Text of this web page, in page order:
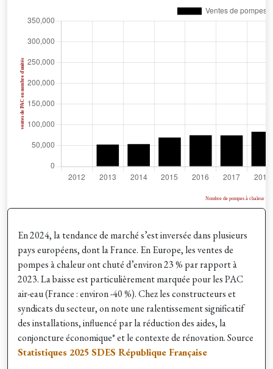
En 2024, la tendance de marché s’est inversée dans plusieurs
pays européens, dont la France. En Europe, les ventes de
pompes à chaleur ont chuté d’environ 23 % par rapport à
2023. La baisse est particulièrement marquée pour les PAC
air-eau (France : environ -40 %). Chez les constructeurs et
syndicats du secteur, on note une ralentissement significatif
des installations, influencé par la réduction des aides, la
conjoncture économique* et le contexte de rénovation. Source
Statistiques 2025 SDES République Française